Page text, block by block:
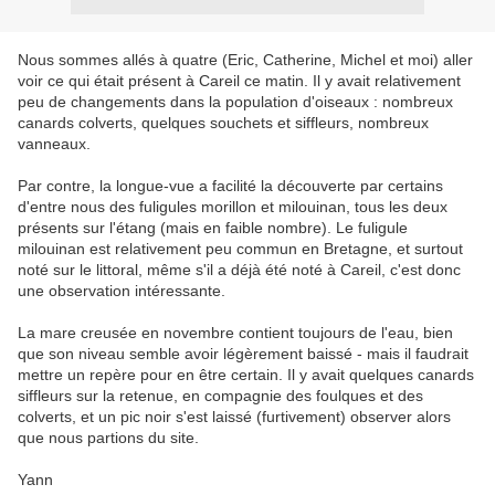
Nous sommes allés à quatre (Eric, Catherine, Michel et moi) aller
voir ce qui était présent à Careil ce matin. Il y avait relativement
peu de changements dans la population d'oiseaux : nombreux
canards colverts, quelques souchets et siffleurs, nombreux
vanneaux.
Par contre, la longue-vue a facilité la découverte par certains
d'entre nous des fuligules morillon et milouinan, tous les deux
présents sur l'étang (mais en faible nombre). Le fuligule
milouinan est relativement peu commun en Bretagne, et surtout
noté sur le littoral, même s'il a déjà été noté à Careil, c'est donc
une observation intéressante.
La mare creusée en novembre contient toujours de l'eau, bien
que son niveau semble avoir légèrement baissé - mais il faudrait
mettre un repère pour en être certain. Il y avait quelques canards
siffleurs sur la retenue, en compagnie des foulques et des
colverts, et un pic noir s'est laissé (furtivement) observer alors
que nous partions du site.
Yann